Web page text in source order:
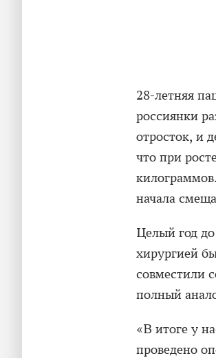
28-летняя
россиянки
отросток, и
что при
начала
Целый год
хирургией
совместили
полный
«В итоге у
проведено